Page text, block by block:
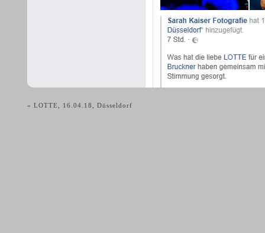
« LOTTE, 16.04.18, Düsseldorf